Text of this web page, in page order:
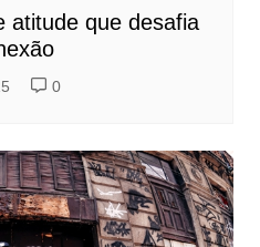
atitude que desafia
0